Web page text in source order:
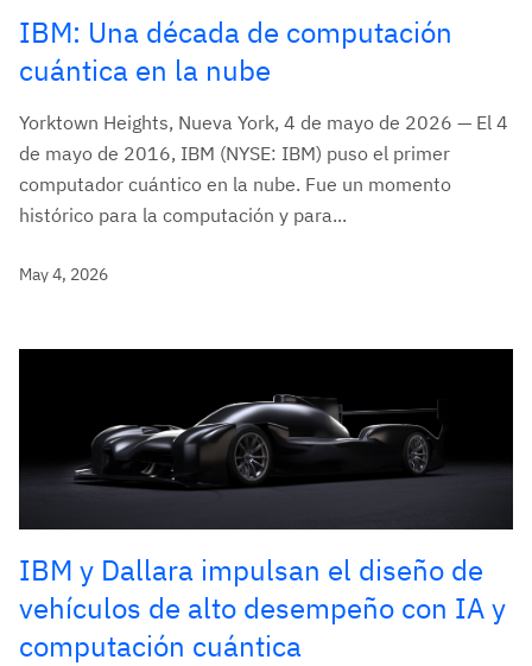
IBM: Una década de computación
cuántica en la nube
Yorktown Heights, Nueva York, 4 de mayo de 2026 — El 4
de mayo de 2016, IBM (NYSE: IBM) puso el primer
computador cuántico en la nube. Fue un momento
histórico para la computación y para...
May 4, 2026
IBM y Dallara impulsan el diseño de
vehículos de alto desempeño con IA y
computación cuántica